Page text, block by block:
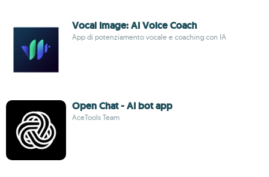
Vocal Image: AI Voice Coach
App di potenziamento vocale e coaching con IA
Open Chat - AI bot app
AceTools Team